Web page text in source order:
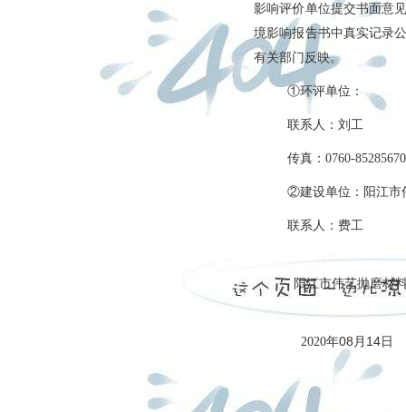
影响评价单位提交书面意
境影响报告书中真实记录
有关部门反映。
①环评单位：
联系人：刘工
传真：0760-
②建设单位：阳江市
联系人： 费工
阳江市伟艺抛磨材料
2020年08 月 14日